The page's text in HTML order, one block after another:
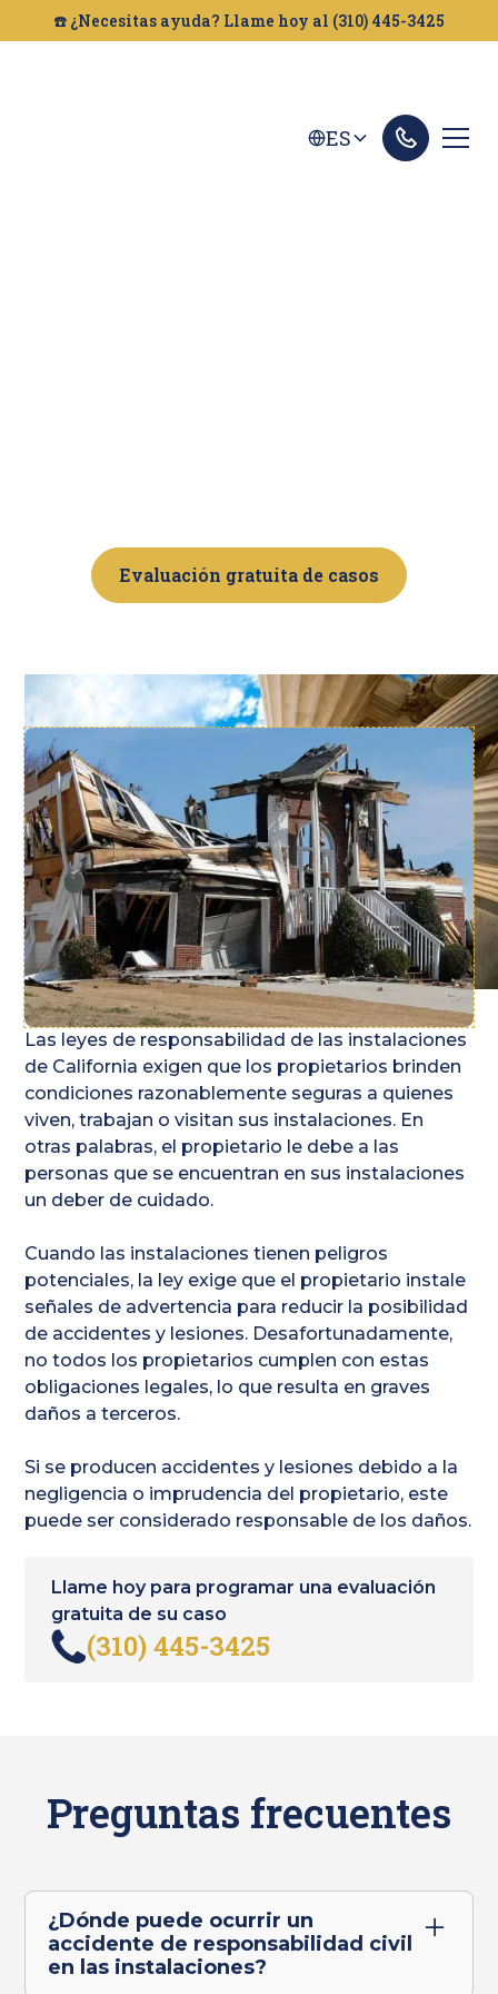
☎️ ¿Necesitas ayuda? Llame hoy al (310) 445-3425
ES
Evaluación gratuita de casos
Las leyes de responsabilidad de las instalaciones
de California exigen que los propietarios brinden
condiciones razonablemente seguras a quienes
viven, trabajan o visitan sus instalaciones. En
otras palabras, el propietario le debe a las
personas que se encuentran en sus instalaciones
un deber de cuidado.
Cuando las instalaciones tienen peligros
potenciales, la ley exige que el propietario instale
señales de advertencia para reducir la posibilidad
de accidentes y lesiones. Desafortunadamente,
no todos los propietarios cumplen con estas
obligaciones legales, lo que resulta en graves
daños a terceros.
Si se producen accidentes y lesiones debido a la
negligencia o imprudencia del propietario, este
puede ser considerado responsable de los daños.
Llame hoy para programar una evaluación
gratuita de su caso
(310) 445-3425
Preguntas frecuentes
¿Dónde puede ocurrir un
accidente de responsabilidad civil
en las instalaciones?